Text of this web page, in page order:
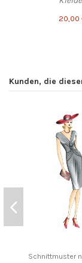
20,00
Kunden, die
Schnittmuster